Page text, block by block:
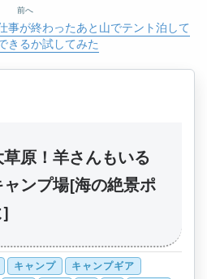
前へ
事が終わったあと山でテント泊して
きるか試してみた
草原！羊さんもいる
ンプ場[海の絶景ポ
キャンプ
キャンプギア